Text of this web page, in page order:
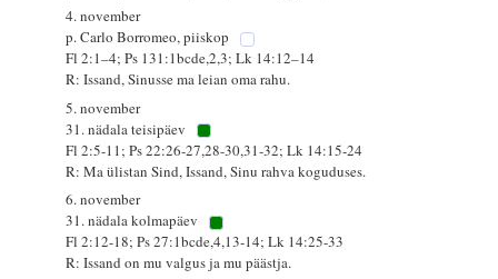
4. november
p. Carlo Borromeo, piiskop
Fl 2:1–4; Ps 131:1bcde,2,3; Lk 14:12–14
R: Issand, Sinusse ma leian oma rahu.
5. november
31. nädala teisipäev
Fl 2:5-11; Ps 22:26-27,28-30,31-32; Lk 14:15-24
R: Ma ülistan Sind, Issand, Sinu rahva koguduses.
6. november
31. nädala kolmapäev
Fl 2:12-18; Ps 27:1bcde,4,13-14; Lk 14:25-33
R: Issand on mu valgus ja mu päästja.